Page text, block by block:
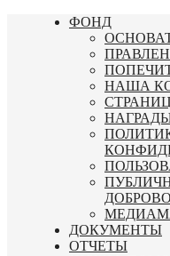
Перейти
ФОНД
НАША
ДОКУМЕНТЫ
ОТЧЕТЫ